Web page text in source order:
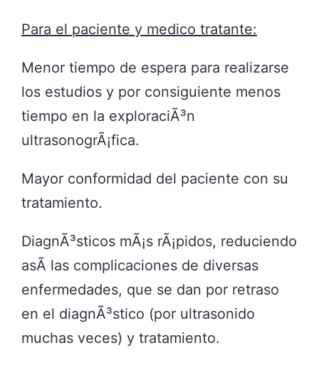
Para el paciente y medico tratante:
Menor tiempo de espera para realizarse
los estudios y por consiguiente menos
tiempo en la exploraciÃ³n
ultrasonogrÃ¡fica.
Mayor conformidad del paciente con su
tratamiento.
DiagnÃ³sticos mÃ¡s rÃ¡pidos, reduciendo
asÃ­ las complicaciones de diversas
enfermedades, que se dan por retraso
en el diagnÃ³stico (por ultrasonido
muchas veces) y tratamiento.